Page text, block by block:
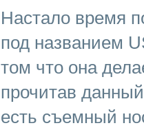
Настало время
под названием
том что она
прочитав
есть съемный